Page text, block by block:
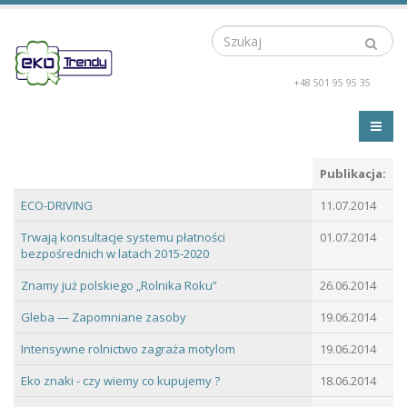
Szukaj
+48 501 95 95 35
Publikacja:
ECO-DRIVING
11.07.2014
Trwają konsultacje systemu płatności
bezpośrednich w latach 2015-2020
01.07.2014
Znamy już polskiego „Rolnika Roku”
26.06.2014
Gleba — Zapomniane zasoby
19.06.2014
Intensywne rolnictwo zagraża motylom
19.06.2014
Eko znaki - czy wiemy co kupujemy ?
18.06.2014